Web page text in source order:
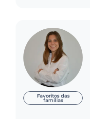
Favoritos das
famílias